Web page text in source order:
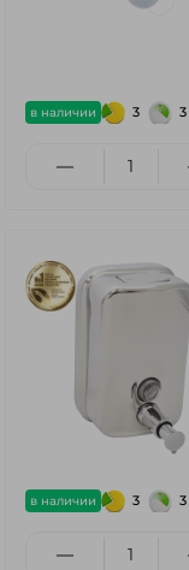
в наличии 3 3
в наличии 3 3